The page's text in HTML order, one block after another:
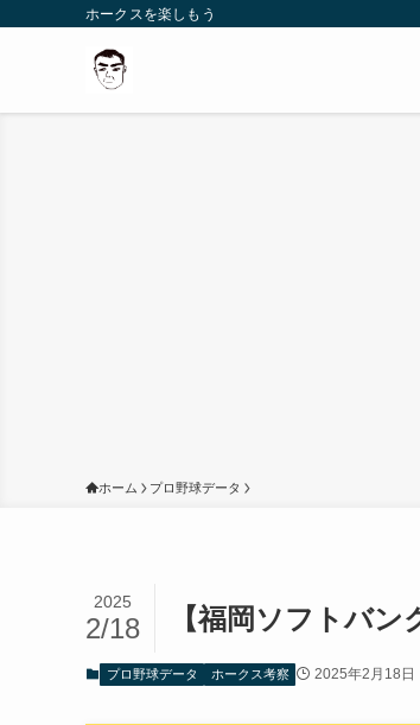
ホークスを楽しもう
ホーム プロ野球データ
【福岡ソフトバ
2025
2/18
プロ野球データ ホークス考察 2025年2月18日